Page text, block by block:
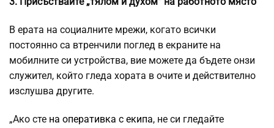
В ерата на социалните мрежи, когато всички
постоянно са втренчили поглед в екраните на
мобилните си устройства, вие можете да бъдете онзи
служител, който гледа хората в очите и действително
изслушва другите.
„Ако сте на оперативка с екипа, не си гледайте